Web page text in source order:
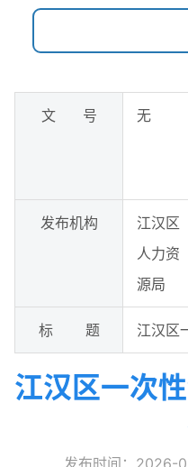
文 号 无
发布机构
江汉区
人力资
源局
标 题 江汉区
江汉区一次
发布时间：2026-